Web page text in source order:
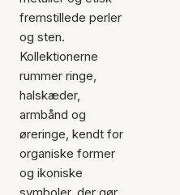
fremstillede perler
og sten.
Kollektionerne
rummer ringe,
halskæder,
armbånd og
øreringe, kendt for
organiske former
og ikoniske